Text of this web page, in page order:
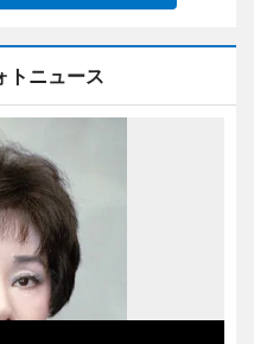
トニュース